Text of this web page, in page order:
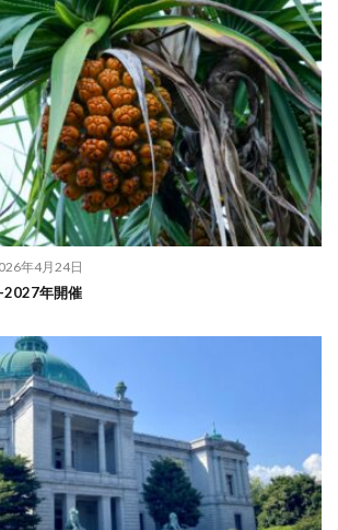
年4月24日
年開催